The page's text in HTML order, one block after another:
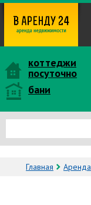
коттеджи
посуточно
бани
Главная Аренда